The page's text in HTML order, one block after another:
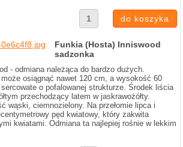
Funkia (Hosta) Inniswood
sadzonka
- odmiana należąca do bardzo dużych.
osiągnąć nawet 120 cm, a wysokość 60
o pofalowanej strukturze. Środek liścia
przechodzący latem w jaskrawożółty.
wąski, ciemnozielony. Na przełomie lipca i
pęd kwiatowy, który zakwita
kwiatami. Odmiana ta najlepiej rośnie w lekkim